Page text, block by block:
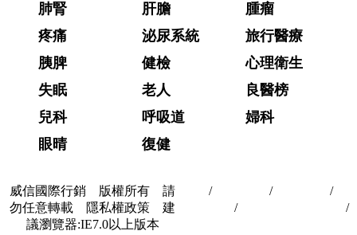
肺腎
肝膽
腫瘤
疼痛
泌尿系統
旅行醫療
胰脾
健檢
心理衛生
失眠
老人
良醫榜
兒科
呼吸道
婦科
眼晴
復健
威信國際行銷 版權所有 請
勿任意轉載 隱私權政策 建
議瀏覽器:IE7.0以上版本
/ / /
/
/